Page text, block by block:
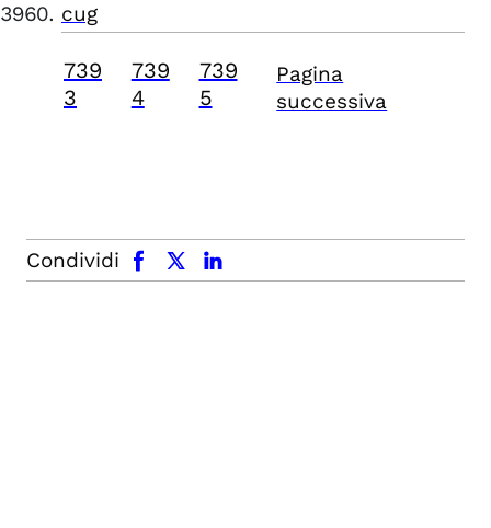
cug
739
3
739
4
739
5
Pagina
successiva
Condividi
facebook x.com linkedin